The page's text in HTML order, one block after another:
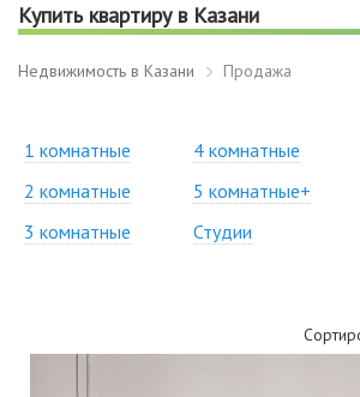
Купить квартиру в Казани
Недвижимость в Казани Продажа
1 комнатные
2 комнатные
3 комнатные
4 комнатные
5 комнатные+
Студии